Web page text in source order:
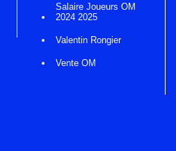
Salaire Joueurs OM
2024 2025
Valentin Rongier
Vente OM